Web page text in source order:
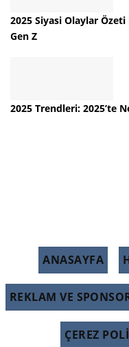
2025 Siyasi Olaylar
Gen Z
2025 Trendleri: 2025’te
ANASAYFA
REKLAM VE
ÇEREZ